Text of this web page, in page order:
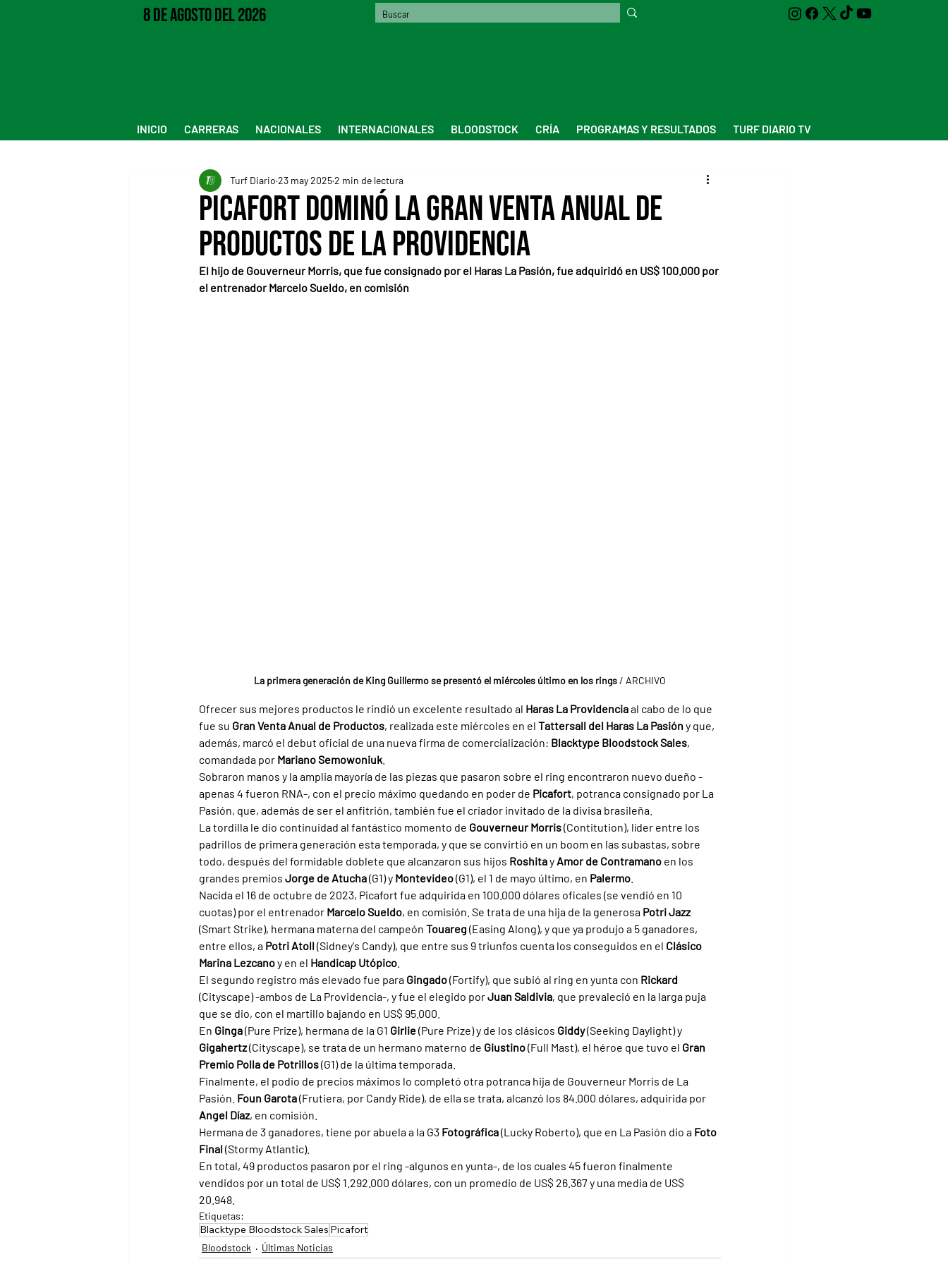
8 de Agosto del 2026
INICIO CARRERAS NACIONALES INTERNACIONALES BLOODSTOCK CRÍA PROGRAMAS Y RESULTADOS TURF DIARIO TV
Picafort dominó la Gran Venta Anual de
Productos de La Providencia
Turf Diario 23 may 20252 min de lectura
El hijo de Gouverneur Morris, que fue consignado por el Haras La Pasión, fue adquiridó en US$ 100.000 por
el entrenador Marcelo Sueldo, en comisión
La primera generación de King Guillermo se presentó el miércoles último en los rings / ARCHIVO
Ofrecer sus mejores productos le rindió un excelente resultado al Haras La Providencia al cabo de lo que
fue su Gran Venta Anual de Productos, realizada este miércoles en el Tattersall del Haras La Pasión y que,
además, marcó el debut oficial de una nueva firma de comercialización: Blacktype Bloodstock Sales,
comandada por Mariano Semowoniuk
Sobraron manos y la amplia mayoría de las piezas que pasaron sobre el ring encontraron nuevo dueño -
apenas 4 fueron RNA-, con el precio máximo quedando en poder de Picafort, potranca consignado por La
Pasión, que, además de ser el anfitrión, también fue el criador invitado de la divisa brasileña.
La tordilla le dio continuidad al fantástico momento de Gouverneur Morris (Contitution), líder entre los
padrillos de primera generación esta temporada, y que se convirtió en un boom en las subastas, sobre
todo, después del formidable doblete que alcanzaron sus hijos Roshita y Amor de Contramano en los
grandes premios Jorge de Atucha (G1) y Montevideo (G1), el 1 de mayo último, en Palermo
Nacida el 16 de octubre de 2023, Picafort fue adquirida en 100.000 dólares oficales (se vendió en 10
cuotas) por el entrenador Marcelo Sueldo, en comisión. Se trata de una hija de la generosa Potri Jazz
(Smart Strike), hermana materna del campeón Touareg (Easing Along), y que ya produjo a 5 ganadores,
entre ellos, a Potri Atoll (Sidney's Candy), que entre sus 9 triunfos cuenta los conseguidos en el Clásico
Marina Lezcano y en el Handicap Utópico
El segundo registro más elevado fue para Gingado (Fortify), que subió al ring en yunta con Rickard
(Cityscape) -ambos de La Providencia-, y fue el elegido por Juan Saldivia, que prevaleció en la larga puja
que se dio, con el martillo bajando en US$ 95.000.
En Ginga (Pure Prize), hermana de la G1 Girlie (Pure Prize) y de los clásicos Giddy (Seeking Daylight) y
Gigahertz (Cityscape), se trata de un hermano materno de Giustino (Full Mast), el héroe que tuvo el Gran
Premio Polla de Potrillos (G1) de la última temporada.
Finalmente, el podio de precios máximos lo completó otra potranca hija de Gouverneur Morris de La
Pasión. Foun Garota (Frutiera, por Candy Ride), de ella se trata, alcanzó los 84.000 dólares, adquirida por
Angel Díaz, en comisión.
Hermana de 3 ganadores, tiene por abuela a la G3 Fotográfica (Lucky Roberto), que en La Pasión dio a Foto
Final (Stormy Atlantic).
En total, 49 productos pasaron por el ring -algunos en yunta-, de los cuales 45 fueron finalmente
vendidos por un total de US$ 1.292.000 dólares, con un promedio de US$ 26.367 y una media de US$
20.948.
Etiquetas:
Blacktype Bloodstock Sales Picafort
Bloodstock Últimas Noticias